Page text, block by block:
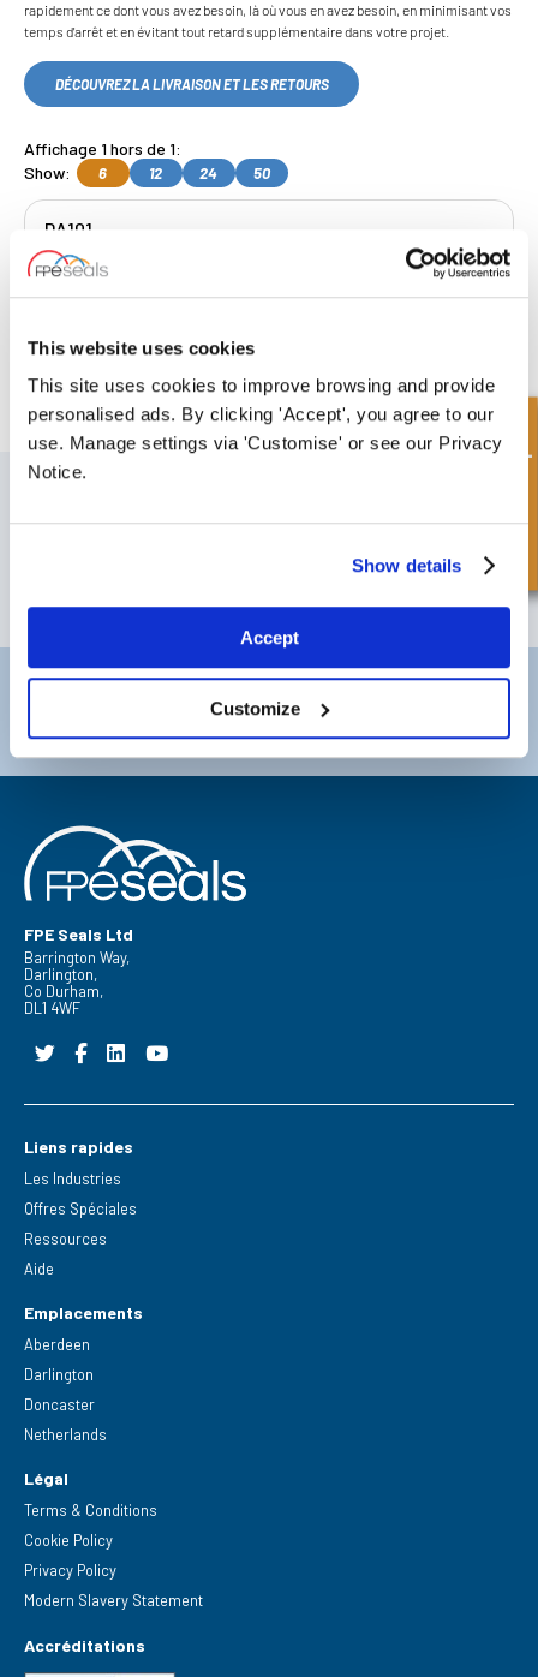
This website uses cookies
This site uses cookies to improve browsing and provide
personalised ads. By clicking 'Accept', you agree to our
use. Manage settings via 'Customise' or see our Privacy
Notice.
Show details
Accept
Customize
rapidement ce dont vous avez besoin, là où vous en avez besoin, en minimisant vos
temps d'arrêt et en évitant tout retard supplémentaire dans votre projet.
DÉCOUVREZ LA LIVRAISON ET LES RETOURS
Affichage 1 hors de 1:
Show:
6 12 24 50
DA101
Collecte gratuitedisponible, OU
choisissez livraison le lendemain.
S'INSCRIRE À NOTRE BULLETIN
N'oubliez pas de vous abonner à notre newsletter pour recevoir des
S'ABONNER
Darlington
+44 (0) 1325 282732
E-mail:sales@fpeseals.com
Doncaster
E-mail:
FPE Seals Ltd
Barrington Way,
Darlington,
Co Durham,
DL1 4WF
Liens rapides
Les Industries
Offres Spéciales
Ressources
Aide
Emplacements
Aberdeen
Darlington
Doncaster
Netherlands
Légal
Terms & Conditions
Cookie Policy
Privacy Policy
Modern Slavery Statement
Accréditations
Demande rapide